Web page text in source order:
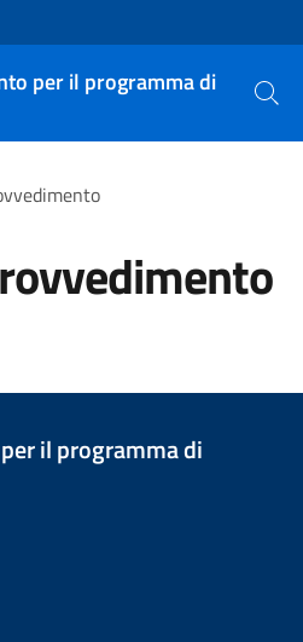
per il programma di
Cerca
il programma di